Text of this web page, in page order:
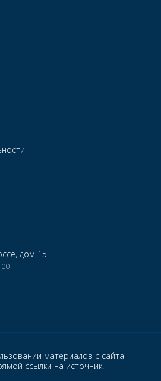
дом 15
материалов с сайта
ссылки на источник.